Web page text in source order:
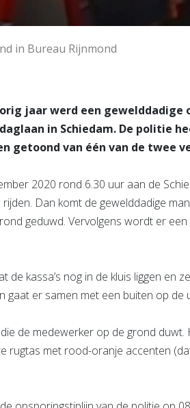
in Bureau Rijnmond
jaar werd een
in Schiedam. De politie
getoond van één van de twee
2020 rond 6.30 uur aan de
Dan komt de gewelddadige
geduwd. Vervolgens wordt er
de kassa’s nog in de kluis liggen en
gaat er samen met een buiten op de
de medewerker op de grond
rugtas met rood-oranje accenten